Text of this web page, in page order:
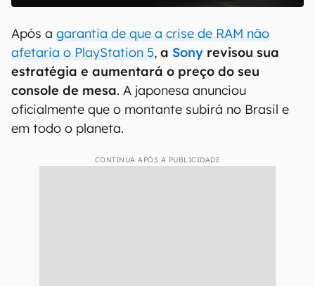
Após a garantia de que a crise de RAM não
afetaria o PlayStation 5, a Sony revisou sua
estratégia e aumentará o preço do seu
console de mesa. A japonesa anunciou
oficialmente que o montante subirá no Brasil e
em todo o planeta.
CONTINUA APÓS A PUBLICIDADE